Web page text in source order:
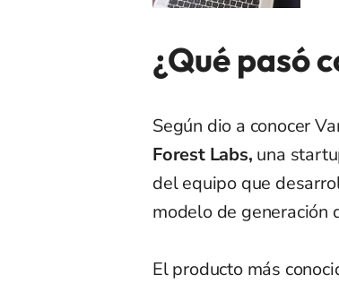
¿Qué pasó
Según dio a conocer
Forest Labs, una
del equipo que
modelo de generación
El producto más